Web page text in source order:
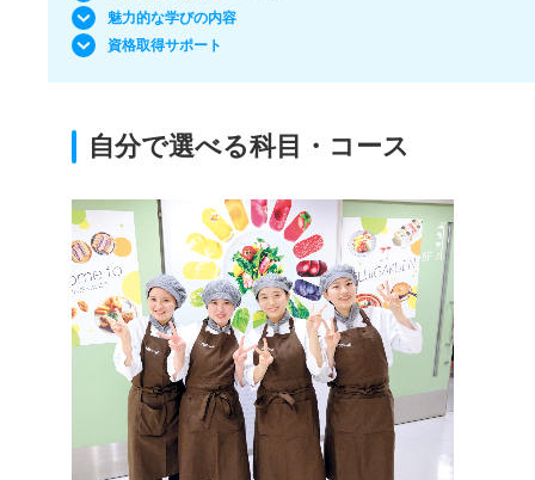
魅力的な学びの内容
資格取得サポート
自分で選べる科目・コース